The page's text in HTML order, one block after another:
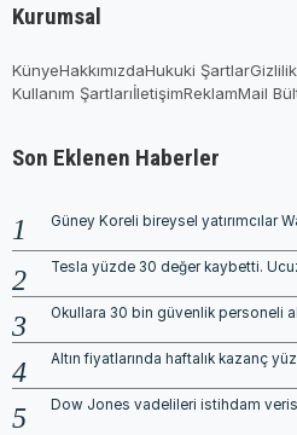
Kurumsal
KünyeHakkımızdaHukuki Şartlar
Kullanım ŞartlarıİletişimReklamMail
Son Eklenen Haberler
Güney Koreli bireysel yatırımcılar
Tesla yüzde 30 değer kaybetti.
Okullara 30 bin güvenlik personeli
Altın fiyatlarında haftalık kazanç
Dow Jones vadelileri istihdam